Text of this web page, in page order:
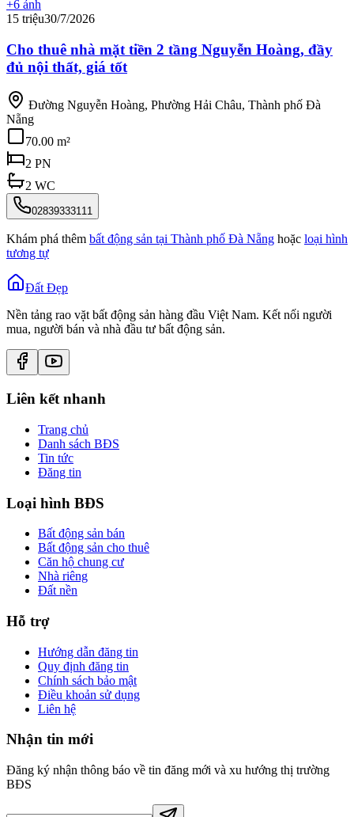
+6 ảnh
15 triệu30/7/2026
Cho thuê nhà mặt tiền 2 tầng Nguyễn Hoàng, đầy
đủ nội thất, giá tốt
Đường Nguyễn Hoàng, Phường Hải Châu, Thành phố Đà
Nẵng
70.00 m²
2 PN
2 WC
02839333111
Khám phá thêm bất động sản tại Thành phố Đà Nẵng hoặc loại hình
tương tự
Đất Đẹp
Nền tảng rao vặt bất động sản hàng đầu Việt Nam. Kết nối người
mua, người bán và nhà đầu tư bất động sản.
Liên kết nhanh
Trang chủ
Danh sách BĐS
Tin tức
Đăng tin
Loại hình BĐS
Bất động sản bán
Bất động sản cho thuê
Căn hộ chung cư
Nhà riêng
Đất nền
Hỗ trợ
Hướng dẫn đăng tin
Quy định đăng tin
Chính sách bảo mật
Điều khoản sử dụng
Liên hệ
Nhận tin mới
Đăng ký nhận thông báo về tin đăng mới và xu hướng thị trường
BĐS